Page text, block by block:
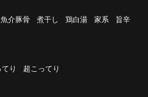
魚介豚骨 煮干し 鶏白湯 家系
旨辛
り 超こってり